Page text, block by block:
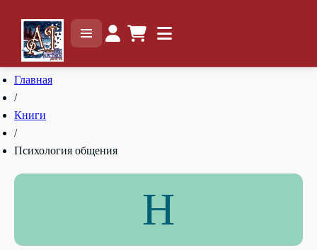
Главная
/
Книги
/
Психология общения
Н